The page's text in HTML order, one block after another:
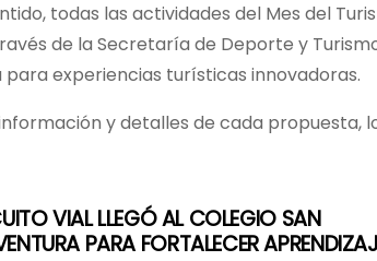
todas las actividades del Mes del
de la Secretaría de Deporte y
experiencias turísticas innovadoras.
y detalles de cada propuesta,
VIAL LLEGÓ AL COLEGIO SAN
PARA FORTALECER